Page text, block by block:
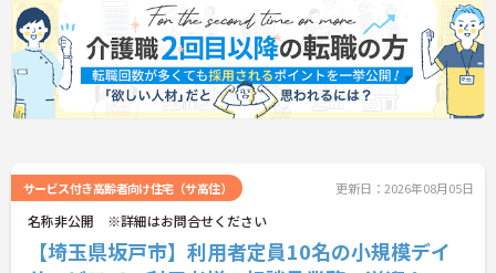
イルで働くことができます。認知症ケアの専門性を
高めたい方にも最適な環境であり、手厚い研修体制
を通じて働きながらスキルアップを目指すことも可
能です。年間17日のリフレッシュ休暇や定年後の再
雇用制度など、長期的にキャリアを描ける福利厚生
も大きな魅力です。
働ける環境です】
施しているため、お客様の変化や業務連絡を細やか
に把握できます。
・困った時もすぐに相談してフォローし合える体制
サービス付き高齢者向け住宅（サ高住） 更新日：2026年08月05日
名称非公開 ※詳細はお問合せください
【埼玉県坂戸市】利用者定員10名の小規模デイ